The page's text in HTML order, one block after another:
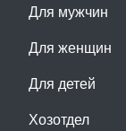
Для мужчин
Для женщин
Для детей
Хозотдел